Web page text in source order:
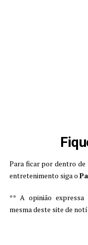
Para ficar por dentro de
entretenimento siga o
** A opinião expressa
mesma deste site de